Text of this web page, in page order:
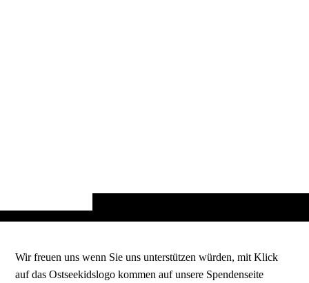
Wir freuen uns wenn Sie uns unterstützen würden, mit Klick
auf das Ostseekidslogo kommen auf unsere Spendenseite